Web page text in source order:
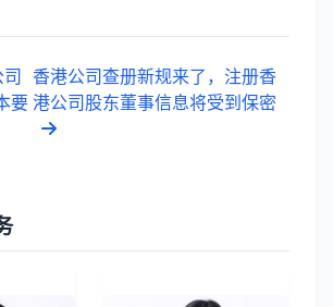
要
香港公司查册新规来了，注册香
港公司股东董事信息将受到保密